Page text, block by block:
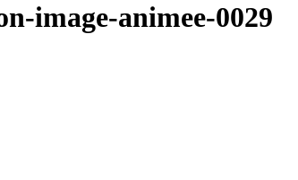
image-animee-0029